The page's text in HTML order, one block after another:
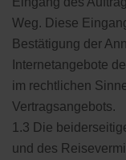
Weg. Diese
Bestätigung der
Internetangebote
im rechtlichen
Vertragsangebots.
1.3 Die
und des